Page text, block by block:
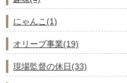
にゃんこ(1)
オリーブ事業(19)
現場監督の休日(33)